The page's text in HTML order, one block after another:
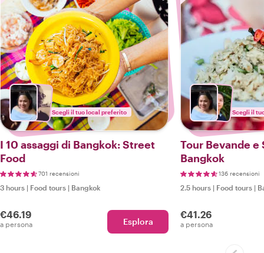
Scegli il tuo local preferito
I 10 assaggi di Bangkok: Street
Food
701 recensioni
3 hours | Food tours | Bangkok
€46.19
a persona Esplora
Scegli il
Tour Bevande e
Bangkok
136 recensioni
2.5 hours | Food tours |
€41.26
a persona